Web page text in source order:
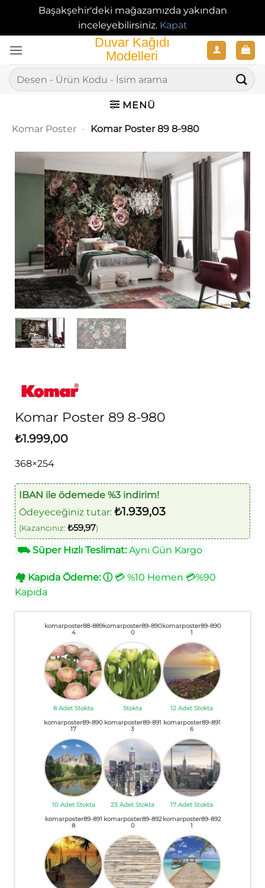
Başakşehir'deki mağazamızda yakından
inceleyebilirsiniz. Kapat
atla
Ara:
MENÜ
Komar Poster - Komar Poster 89 8-980
Komar Poster 89 8-980
₺1.999,00
368×254
IBAN ile ödemede %3 indirim!
Ödeyeceğiniz tutar: ₺1.939,03
(Kazancınız: ₺59,97)
⛟Süper Hızlı Teslimat:Aynı Gün Kargo
🏘 Kapıda Ödeme: ⓘ💳 %10 Hemen 💳%90
Kapıda
komarposter88-889
4
8 Adet Stokta
komarposter89-890
0
Stokta
komarposter89-890
1
12 Adet Stokta
komarposter89-890
17
10 Adet Stokta
komarposter89-891
3
23 Adet Stokta
komarposter89-891
6
17 Adet Stokta
komarposter89-891
8
komarposter89-892
0
komarposter89-892
1